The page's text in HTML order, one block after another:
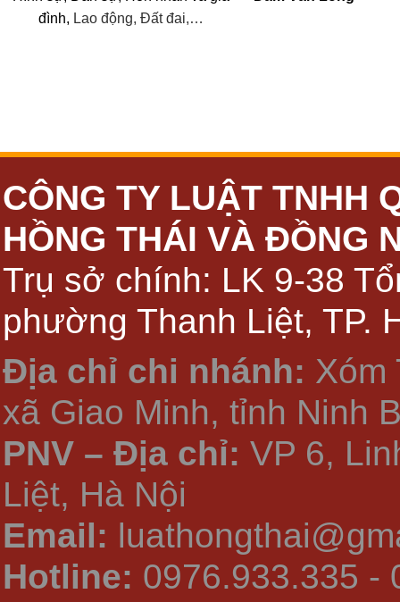
đình, Lao động, Đất đai,…
CÔNG TY LUẬT TNHH
HỒNG THÁI VÀ ĐỒNG
Trụ sở chính: LK 9-38
phường Thanh Liệt, TP.
Địa chỉ chi nhánh: Xóm
xã Giao Minh, tỉnh Ninh
PNV – Địa chỉ: VP 6,
Liệt, Hà Nội
Email:
Hotline: 0976.933.335 -